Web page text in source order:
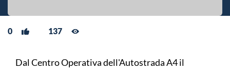
0 137
Dal Centro Operativa dell'Autostrada A4 il